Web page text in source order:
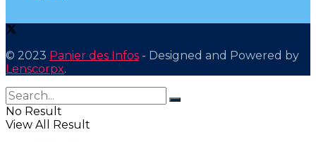
© 2023 Panier des Infos - Designed and Powered by
Lenscorpx.
No Result
View All Result